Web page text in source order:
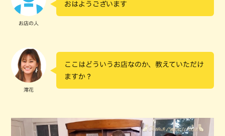
お店の人
おはようございます
澪花
ここはどういうお店なのか、教えていただけ
ますか？